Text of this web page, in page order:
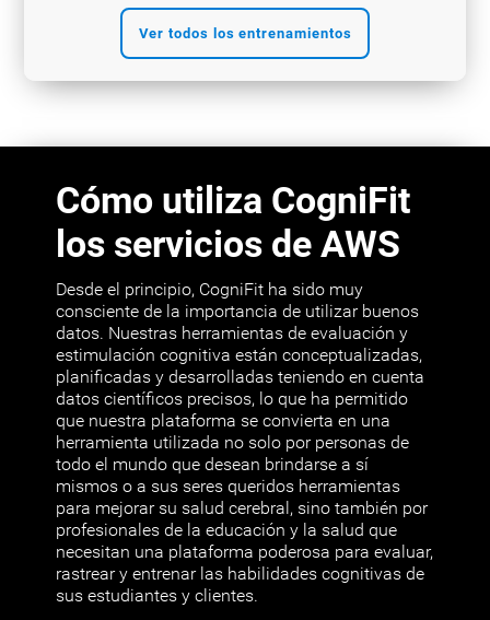
Ver todos los entrenamientos
Cómo utiliza CogniFit
los servicios de AWS
Desde el principio, CogniFit ha sido muy
consciente de la importancia de utilizar buenos
datos. Nuestras herramientas de evaluación y
estimulación cognitiva están conceptualizadas,
planificadas y desarrolladas teniendo en cuenta
datos científicos precisos, lo que ha permitido
que nuestra plataforma se convierta en una
herramienta utilizada no solo por personas de
todo el mundo que desean brindarse a sí
mismos o a sus seres queridos herramientas
para mejorar su salud cerebral, sino también por
profesionales de la educación y la salud que
necesitan una plataforma poderosa para evaluar,
rastrear y entrenar las habilidades cognitivas de
sus estudiantes y clientes.